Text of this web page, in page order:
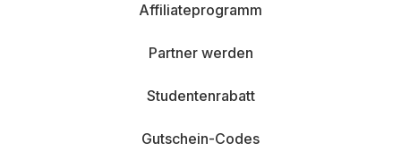
Affiliateprogramm
Partner werden
Studentenrabatt
Gutschein-Codes